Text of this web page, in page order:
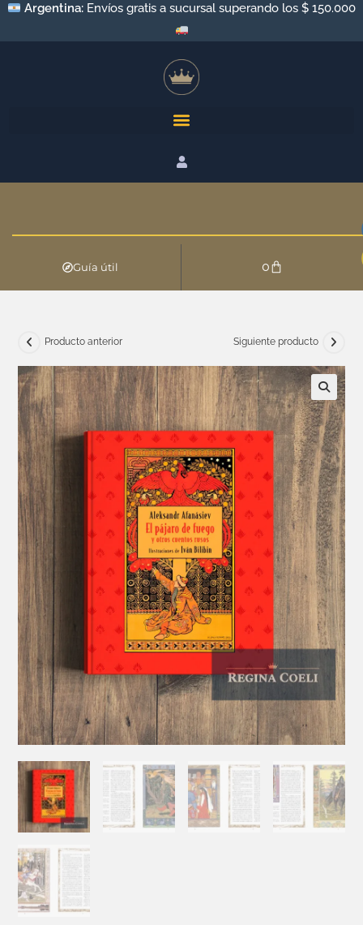
Argentina: Envíos gratis a sucursal superando los $ 150.000
Guía útil 0
Producto anterior Siguiente producto